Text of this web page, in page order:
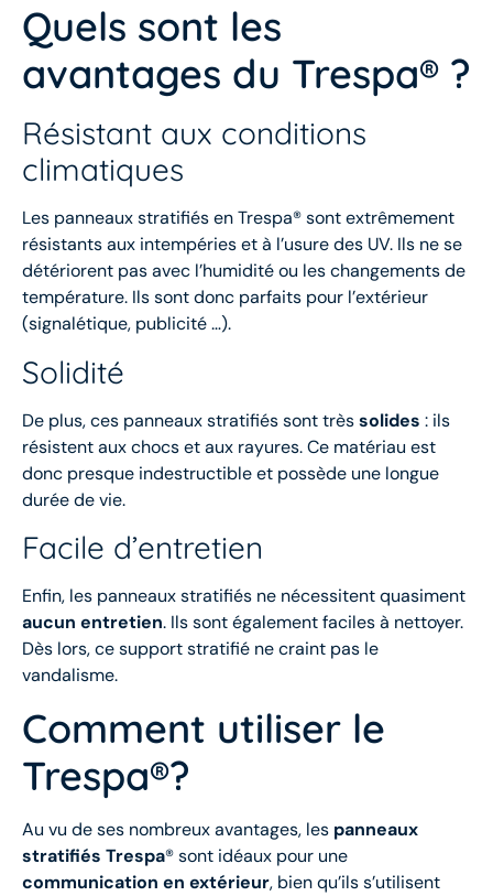
Quels sont les
avantages du Trespa® ?
Résistant aux conditions
climatiques
Les panneaux stratifiés en Trespa® sont extrêmement
résistants aux intempéries et à l’usure des UV. Ils ne se
détériorent pas avec l’humidité ou les changements de
température. Ils sont donc parfaits pour l’extérieur
(signalétique, publicité …).
Solidité
De plus, ces panneaux stratifiés sont trèssolides : ils
résistent aux chocs et aux rayures. Ce matériau est
donc presque indestructible et possède une longue
durée de vie.
Facile d’entretien
Enfin, les panneaux stratifiés ne nécessitent quasiment
aucun entretien. Ils sont également faciles à nettoyer.
Dès lors, ce support stratifié ne craint pas le
vandalisme.
Comment utiliser le
Trespa®?
Au vu de ses nombreux avantages, les panneaux
stratifiés Trespa® sont idéaux pour une
communication en extérieur, bien qu’ils s’utilisent